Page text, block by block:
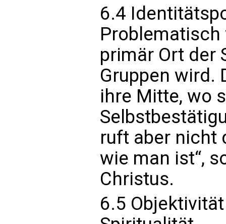
6.4
primär Ort der
Gruppen wird.
ihre Mitte, wo
ruft aber nicht
wie man ist“,
Christus.
6.5